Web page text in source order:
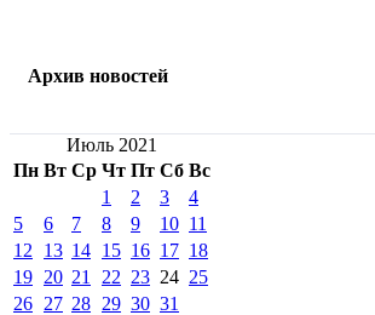
Архив новостей
Июль 2021
Пн Вт Ср Чт Пт Сб Вс
1
2 3
4
5
6 7 8 9 10 11
12 13 14 15 16 17 18
19 20 21 22 23 24 25
26 27 28 29 30 31